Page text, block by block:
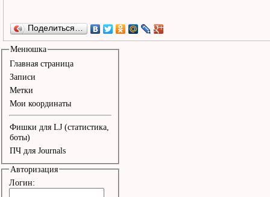
Поделиться…
Менюшка
Главная страница
Записи
Метки
Мои координаты
Фишки для LJ (статистика,
боты)
ПЧ для Journals
Авторизация
Логин: